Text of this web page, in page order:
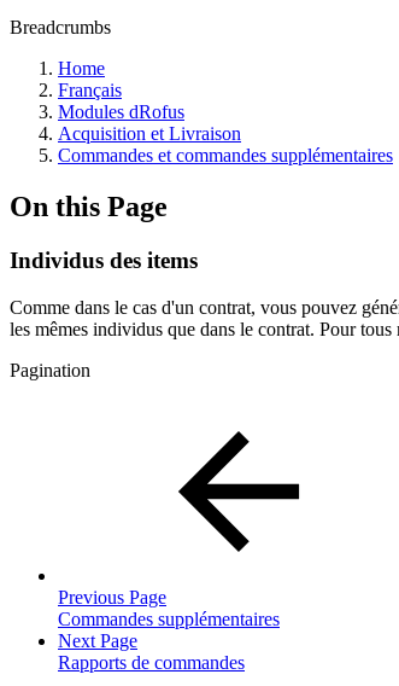
Breadcrumbs
Home
Français
Modules dRofus
Acquisition et Livraison
Commandes et commandes supplémentaires
On this Page
Individus des items
Comme dans le cas d'un contrat, vous pouvez
les mêmes individus que dans le contrat. Pour
Pagination
Previous Page
Commandes supplémentaires
Next Page
Rapports de commandes